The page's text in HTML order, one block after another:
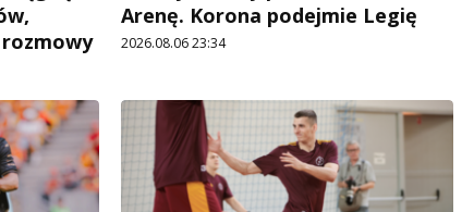
Arenę. Korona podejmie Legię
2026.08.06 23:34